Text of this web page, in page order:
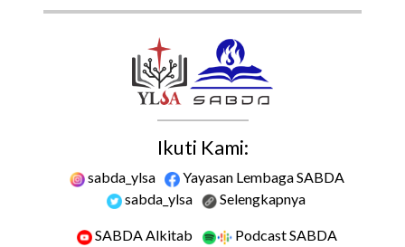
Ikuti Kami:
sabda_ylsa
Yayasan Lembaga SABDA
sabda_ylsa
Selengkapnya
SABDA Alkitab
Podcast SABDA